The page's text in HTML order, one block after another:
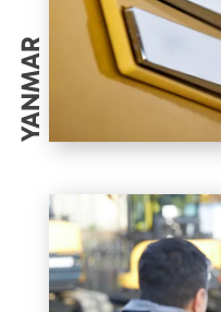
YANMAR